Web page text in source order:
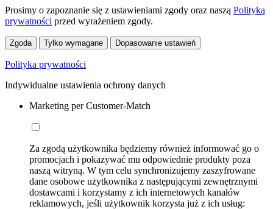
Prosimy o zapoznanie się z ustawieniami zgody oraz naszą Polityką
prywatności przed wyrażeniem zgody.
Zgoda Tylko wymagane Dopasowanie ustawień
Polityka prywatności
Indywidualne ustawienia ochrony danych
Marketing per Customer-Match
Za zgodą użytkownika będziemy również informować go o
promocjach i pokazywać mu odpowiednie produkty poza
naszą witryną. W tym celu synchronizujemy zaszyfrowane
dane osobowe użytkownika z następującymi zewnętrznymi
dostawcami i korzystamy z ich internetowych kanałów
reklamowych, jeśli użytkownik korzysta już z ich usług: